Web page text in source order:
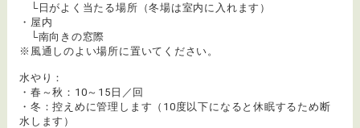
└日がよく当たる場所（冬場は室内に入れます）
・屋内
└南向きの窓際
※風通しのよい場所に置いてください。
水やり：
・春～秋：10～15日／回
・冬：控えめに管理します（10度以下になると休眠するため断
水します）